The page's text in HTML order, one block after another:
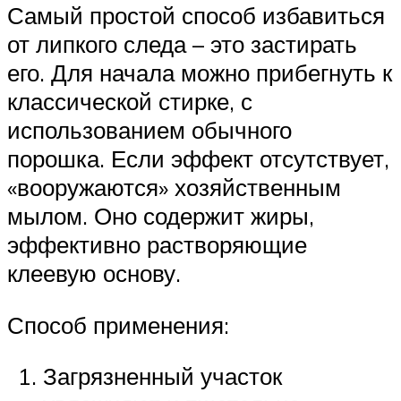
Самый простой способ избавиться
от липкого следа – это застирать
его. Для начала можно прибегнуть к
классической стирке, с
использованием обычного
порошка. Если эффект отсутствует,
«вооружаются» хозяйственным
мылом. Оно содержит жиры,
эффективно растворяющие
клеевую основу.
Способ применения:
Загрязненный участок